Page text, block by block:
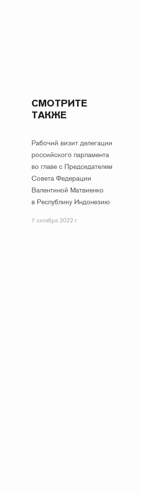
СМОТРИТЕ
ТАКЖЕ
Рабочий визит делегации
российского парламента
во главе с Председателем
Совета Федерации
Валентиной Матвиенко
в Республику Индонезию
7 октября 2022 г.